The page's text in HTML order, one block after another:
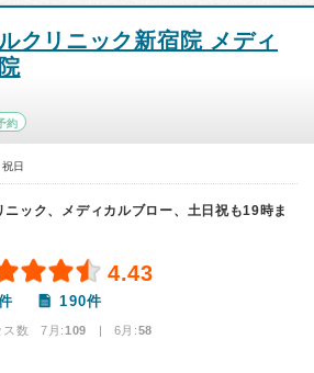
クリニック新宿院 メディ
約
日
ック、メディカルブロー、土日祝も19時ま
4.43
190件
ス数 7月:109 | 6月:58